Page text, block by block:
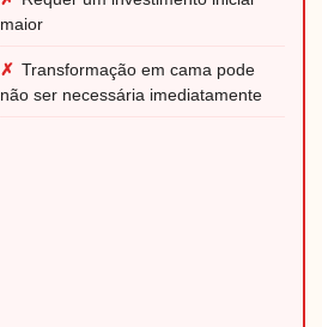
maior
✗ Transformação em cama pode
não ser necessária imediatamente